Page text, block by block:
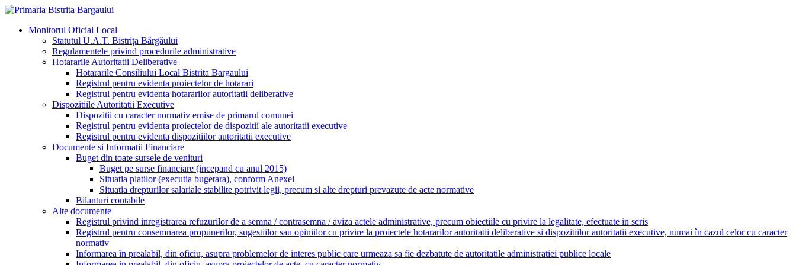
Monitorul Oficial Local
Statutul U.A.T. Bistrița Bârgăului
Regulamentele privind procedurile administrative
Hotararile Autoritatii Deliberative
Hotararile Consiliului Local Bistrita Bargaului
Registrul pentru evidenta proiectelor de hotarari
Registrul pentru evidenta hotararilor autoritatii deliberative
Dispozitiile Autoritatii Executive
Dispozitii cu caracter normativ emise de primarul comunei
Registrul pentru evidenta proiectelor de dispozitii ale autoritatii executive
Registrul pentru evidenta dispozitiilor autoritatii executive
Documente si Informatii Financiare
Buget din toate sursele de venituri
Buget pe surse financiare (incepand cu anul 2015)
Situatia platilor (executia bugetara), conform Anexei
Situatia drepturilor salariale stabilite potrivit legii, precum si alte drepturi prevazute de acte normative
Bilanturi contabile
Alte documente
Registrul privind inregistrarea refuzurilor de a semna / contrasemna / aviza actele administrative, precum obiectiile cu privire la legalitate, efectuate in scris
Registrul pentru consemnarea propunerilor, sugestiilor sau opiniilor cu privire la proiectele hotararilor autoritatii deliberative si dispozitiilor autoritatii executive, numai în cazul celor cu caracter
normativ
Informarea în prealabil, din oficiu, asupra problemelor de interes public care urmeaza sa fie dezbatute de autoritatile administratiei publice locale